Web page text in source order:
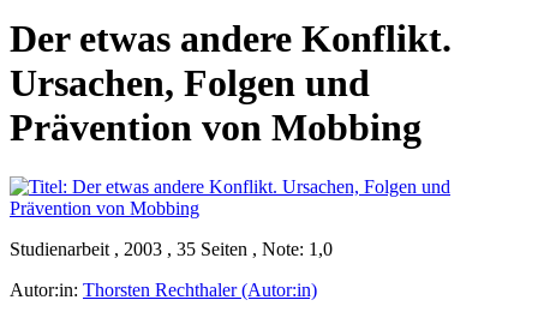
Der etwas andere Konflikt.
Ursachen, Folgen und
Prävention von Mobbing
Studienarbeit , 2003 , 35 Seiten , Note: 1,0
Autor:in: Thorsten Rechthaler (Autor:in)